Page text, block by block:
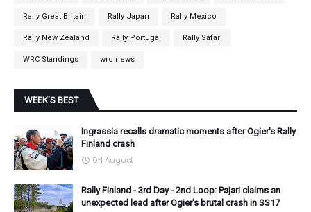
Rally Great Britain Rally Japan Rally Mexico
Rally New Zealand Rally Portugal Rally Safari
WRC Standings wrc news
WEEK'S BEST
Ingrassia recalls dramatic moments after Ogier's Rally
Finland crash
04 August
Rally Finland - 3rd Day - 2nd Loop: Pajari claims an
unexpected lead after Ogier's brutal crash in SS17